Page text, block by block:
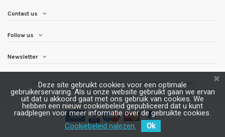
Contact us
Follow us
Newsletter
Alle getoonde prijzen zijn inclusief btw enexclusief verzendkosten
Deze site gebruikt cookies voor een optimale
gebruikerservaring. Als u onze website gebruikt gaan we ervan
uit dat u akkoord gaat met ons gebruik van cookies. We
hebben een nieuw cookiebeleid gepubliceerd dat u kunt
raadplegen voor meer informatie over de gebruikte cookies.
Cookiebeleid nalezen.
Ok